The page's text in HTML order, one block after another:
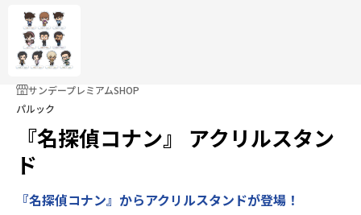
サンデープレミアムSHOP
パルック
『名探偵コナン』 アクリルスタン
ド
『名探偵コナン』からアクリルスタンドが登場！